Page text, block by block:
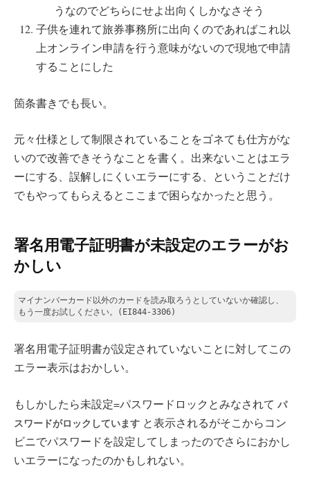
うなのでどちらにせよ出向くしかなさそう
子供を連れて旅券事務所に出向くのであればこれ以
上オンライン申請を行う意味がないので現地で申請
することにした
箇条書きでも長い。
元々仕様として制限されていることをゴネても仕方がな
いので改善できそうなことを書く。出来ないことはエラ
ーにする、誤解しにくいエラーにする、ということだけ
でもやってもらえるとここまで困らなかったと思う。
署名用電子証明書が未設定のエラーがお
かしい
マイナンバーカード以外のカードを読み取ろうとしていないか確認し、
もう一度お試しください。(EI844-3306)
署名用電子証明書が設定されていないことに対してこの
エラー表示はおかしい。
もしかしたら未設定=パスワードロックとみなされて パ
スワードがロックしています と表示されるがそこからコン
ビニでパスワードを設定してしまったのでさらにおかし
いエラーになったのかもしれない。